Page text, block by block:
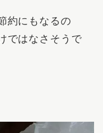
約にもなるの
ではなさそうで